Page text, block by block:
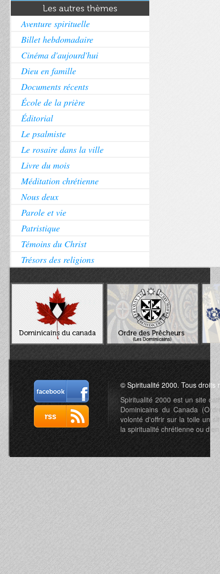
Les autres thèmes
Aventure spirituelle
Billet hebdomadaire
Cinéma d'aujourd'hui
Dieu en famille
Documents récents
École de la prière
Éditorial
Le psalmiste
Le rosaire dans la ville
Livre du mois
Méditation chrétienne
Nous deux
Parole et vie
Patristique
Témoins du Christ
Trésors des religions
© Spiritualité 2000. Tous droits
Spiritualité 2000 est un site
Dominicains du Canada
volonté d'offrir sur la toile un
la spiritualité chrétienne ou